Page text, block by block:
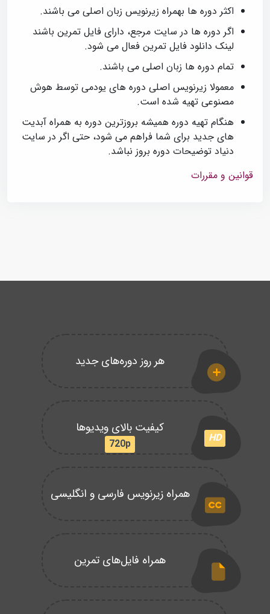
اکثر دوره ها بهمراه زیرنویس زبان اصلی می باشند.
اگر دوره ها در سایت مرجع، دارای فایل تمرین باشند
لینک دانلود فایل تمرین فعال می شود.
تمام دوره ها زبان اصلی می باشند.
معمولا زیرنویس اصلی دوره های یودمی توسط هوش
مصنوعی تهیه شده است.
هنگام تهیه دوره همیشه بروزترین دوره به همراه آبدیت
های جدید برای شما فراهم می شود، حتی اگر در سایت
دنیاد توضیحات دوره بروز نباشد.
قوانین و مقررات
هر روز دوره‌های جدید
HD
کیفیت بالای ویدیوها
720p
همراه زیرنویس فارسی و انگلیسی
همراه فایل‌های تمرین